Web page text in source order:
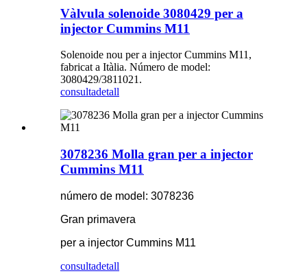
Vàlvula solenoide 3080429 per a
injector Cummins M11
Solenoide nou per a injector Cummins M11,
fabricat a Itàlia. Número de model:
3080429/3811021.
consultadetall
3078236 Molla gran per a injector
Cummins M11
número de model: 3078236
Gran primavera
per a injector Cummins M11
consultadetall